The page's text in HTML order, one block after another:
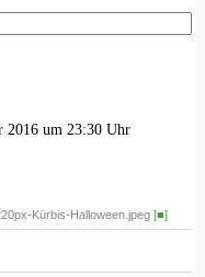
2016 um 23:30 Uhr
Kürbis-Halloween.jpeg [■]